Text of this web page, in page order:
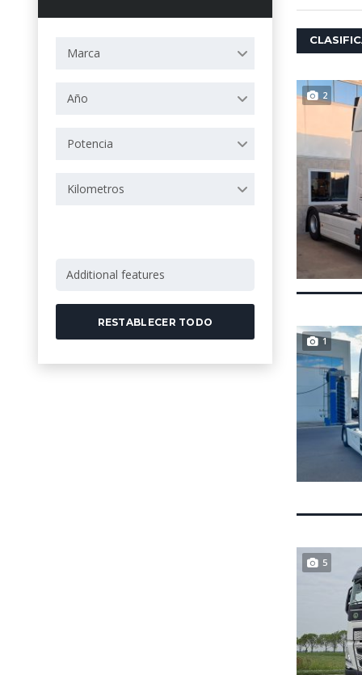
Marca
Año
Potencia
Kilometros
RESTABLECER TODO
2
1
5